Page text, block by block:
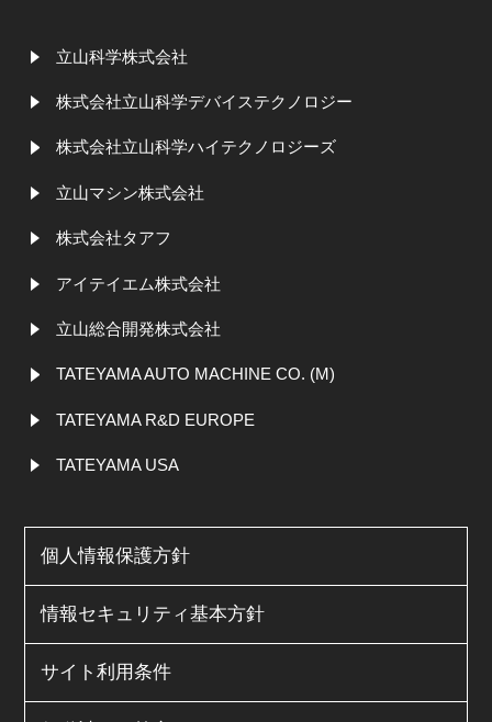
立山科学株式会社
株式会社立山科学デバイステクノロジー
株式会社立山科学ハイテクノロジーズ
立山マシン株式会社
株式会社タアフ
アイテイエム株式会社
立山総合開発株式会社
TATEYAMA AUTO MACHINE CO. (M)
TATEYAMA R&D EUROPE
TATEYAMA USA
個人情報保護方針
情報セキュリティ基本方針
サイト利用条件